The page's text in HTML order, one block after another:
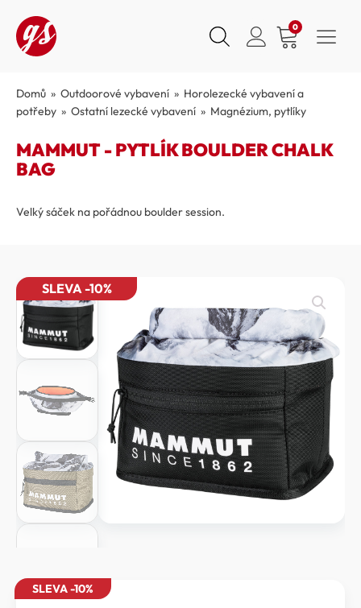
0
Domů » Outdoorové vybavení » Horolezecké vybavení a
potřeby » Ostatní lezecké vybavení » Magnézium, pytlíky
MAMMUT - PYTLÍK BOULDER CHALK
BAG
Velký sáček na pořádnou boulder session.
SLEVA -10%
SLEVA -10%